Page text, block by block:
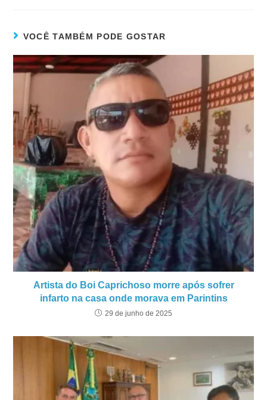
VOCÊ TAMBÉM PODE GOSTAR
Artista do Boi Caprichoso morre após sofrer
infarto na casa onde morava em Parintins
29 de junho de 2025